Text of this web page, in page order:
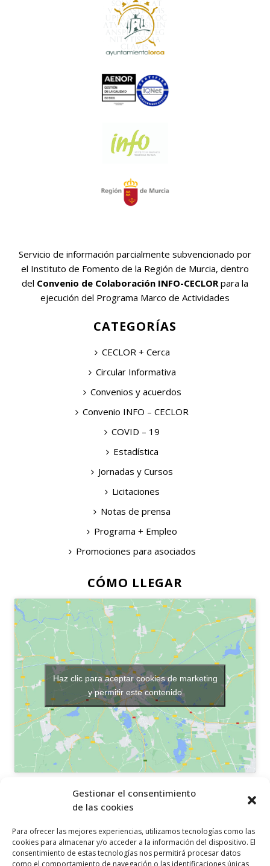
Gestionar el consentimiento
de las cookies
Para ofrecer las mejores experiencias, utilizamos tecnologías como las
cookies para almacenar y/o acceder a la información del dispositivo. El
consentimiento de estas tecnologías nos permitirá procesar datos
como el comportamiento de navegación o las identificaciones únicas
Servicio de información parcialmente subvencionado por
el Instituto de Fomento de la Región de Murcia, dentro
del Convenio de Colaboración INFO-CECLOR para la
ejecución del Programa Marco de Actividades
CATEGORÍAS
CECLOR + Cerca
Circular Informativa
Convenios y acuerdos
Convenio INFO – CECLOR
COVID – 19
Estadística
Jornadas y Cursos
Licitaciones
Notas de prensa
Programa + Empleo
Promociones para asociados
CÓMO LLEGAR
Haz clic para aceptar cookies de marketing
y permitir este contenido
OTROS ENLACES
Política de cookies
Aviso legal